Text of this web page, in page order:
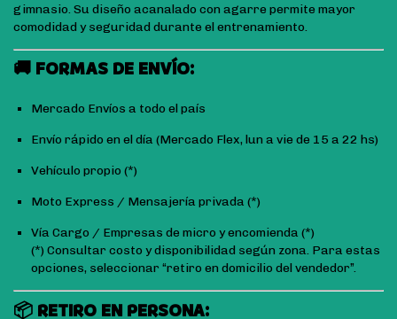
gimnasio. Su diseño acanalado con agarre permite mayor
comodidad y seguridad durante el entrenamiento.
🚚 FORMAS DE ENVÍO:
Mercado Envíos a todo el país
Envío rápido en el día (Mercado Flex, lun a vie de 15 a 22 hs)
Vehículo propio (*)
Moto Express / Mensajería privada (*)
Vía Cargo / Empresas de micro y encomienda (*)
(*) Consultar costo y disponibilidad según zona. Para estas
opciones, seleccionar “retiro en domicilio del vendedor”.
📦 RETIRO EN PERSONA: